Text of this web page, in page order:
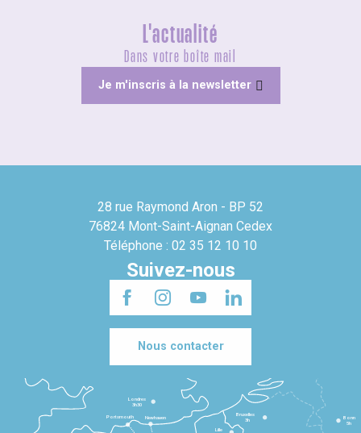
L'actualité
Dans votre boîte mail
Je m'inscris à la newsletter
28 rue Raymond Aron - BP 52
76824 Mont-Saint-Aignan Cedex
Téléphone : 02 35 12 10 10
Suivez-nous
Nous contacter
Lille
Bruxelles
3h
Londres
3h30
Newhaven
Portsmouth
Bonn
5h